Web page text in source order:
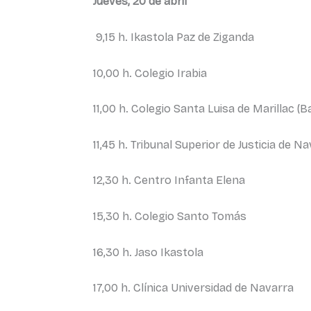
9,15 h. Ikastola Paz de Ziganda
10,00 h. Colegio Irabia
11,00 h. Colegio Santa Luisa de Marillac
11,45 h. Tribunal Superior de Justicia de
12,30 h. Centro Infanta Elena
15,30 h. Colegio Santo Tomás
16,30 h. Jaso Ikastola
17,00 h. Clínica Universidad de Navarra